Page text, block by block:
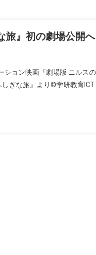
旅』初の劇場公開へ
ョン映画『劇場版 ニルス
ぎな旅』より©学研教育ICT